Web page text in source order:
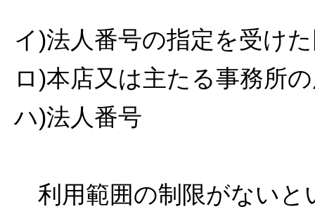
イ)法人番号の指定を受け
ロ)本店又は主たる事務所
ハ)法人番号
利用範囲の制限がないと